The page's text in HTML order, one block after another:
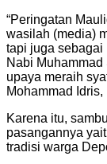
“Peringatan
wasilah (media)
tapi juga sebagai
Nabi
upaya meraih
Mohammad
Karena itu,
pasangannya
tradisi warga